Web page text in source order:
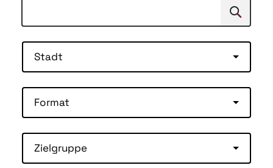
Suchen
Stadt
Format
Zielgruppe